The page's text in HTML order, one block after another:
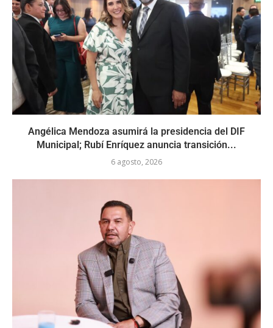
Angélica Mendoza asumirá la presidencia del DIF
Municipal; Rubí Enríquez anuncia transición...
6 agosto, 2026